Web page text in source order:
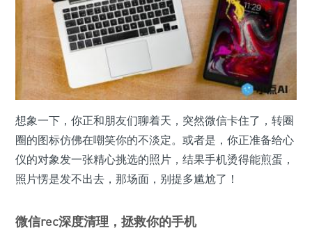
想象一下，你正和朋友们聊着天，突然微信卡住了，转圈
圈的图标仿佛在嘲笑你的不淡定。或者是，你正准备给心
仪的对象发一张精心挑选的照片，结果手机烫得能煎蛋，
照片愣是发不出去，那场面，别提多尴尬了！
微信rec深度清理，拯救你的手机